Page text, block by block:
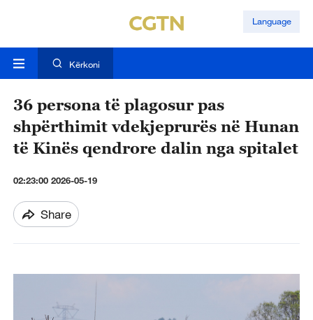
Language
Kërkoni
36 persona të plagosur pas
shpërthimit vdekjeprurës në Hunan
të Kinës qendrore dalin nga spitalet
02:23:00 2026-05-19
Share